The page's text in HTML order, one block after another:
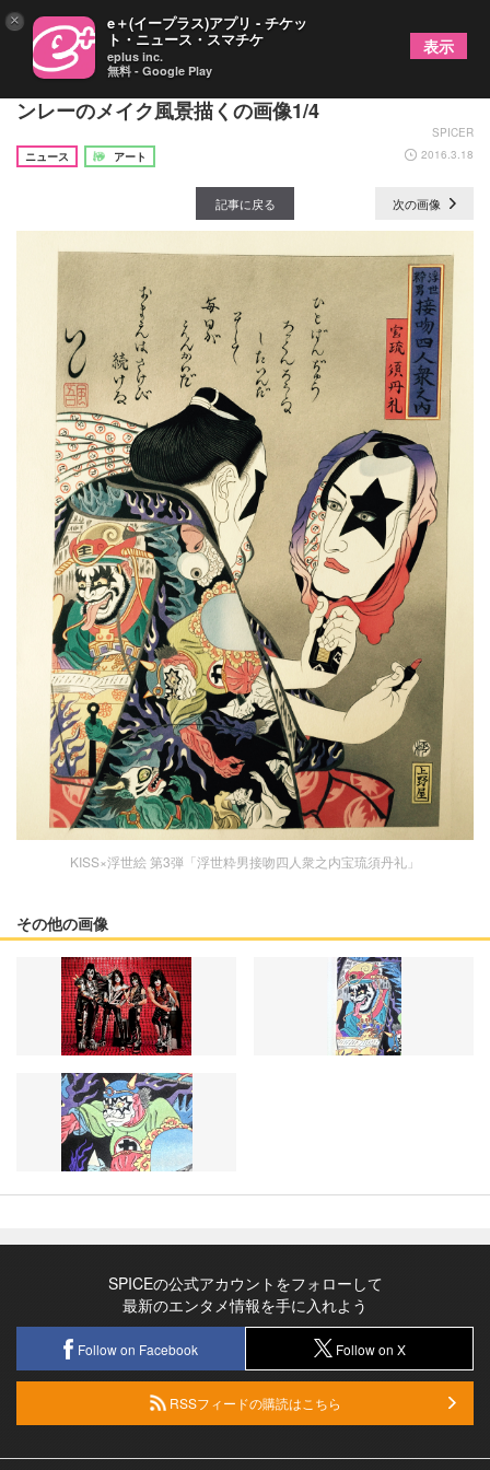
限定200枚の「KISS」浮世絵が発売 ポール・スタ
ンレーのメイク風景描くの画像1/4
SPICER
ニュース
アート 2016.3.18
記事に戻る 次の画像
KISS×浮世絵 第3弾「浮世粋男接吻四人衆之内宝琉須丹礼」
その他の画像
SPICEの公式アカウントをフォローして
最新のエンタメ情報を手に入れよう
Follow on Facebook Follow on X
RSSフィードの購読はこちら
× e＋(イープラス)アプリ - チケッ
ト・ニュース・スマチケ
eplus inc.
無料 - Google Play
表示